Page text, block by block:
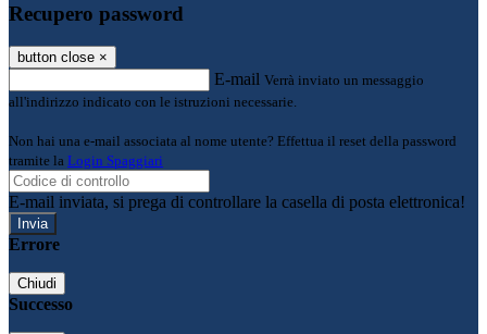
Recupero password
button close ×
E-mail Verrà inviato un messaggio
all'indirizzo indicato con le istruzioni necessarie.
Non hai una e-mail associata al nome utente? Effettua il reset della password
tramite la Login Spaggiari
E-mail inviata, si prega di controllare la casella di posta elettronica!
Errore
Chiudi
Successo